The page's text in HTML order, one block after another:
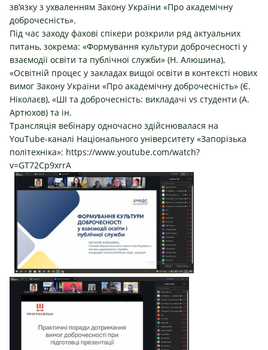
зв’язку з ухваленням Закону України «Про академічну
доброчесність».
Під час заходу фахові спікери розкрили ряд актуальних
питань, зокрема: «Формування культури доброчесності у
взаємодії освіти та публічної служби» (Н. Алюшина),
«Освітній процес у закладах вищої освіти в контексті нових
вимог Закону України «Про академічну доброчесність» (Є.
Ніколаєв), «ШІ та доброчесність: викладачі vs студенти (А.
Артюхов) та ін.
Трансляція вебінару одночасно здійснювалася на
YouTube-каналі Національного університету «Запорізька
політехніка»: https://www.youtube.com/watch?
v=GT72Cp9xrrA